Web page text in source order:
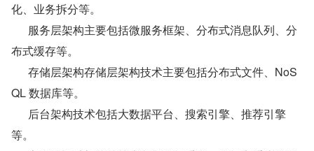
化、业务拆分等。
布式缓存等。
QL 数据库等。
等。